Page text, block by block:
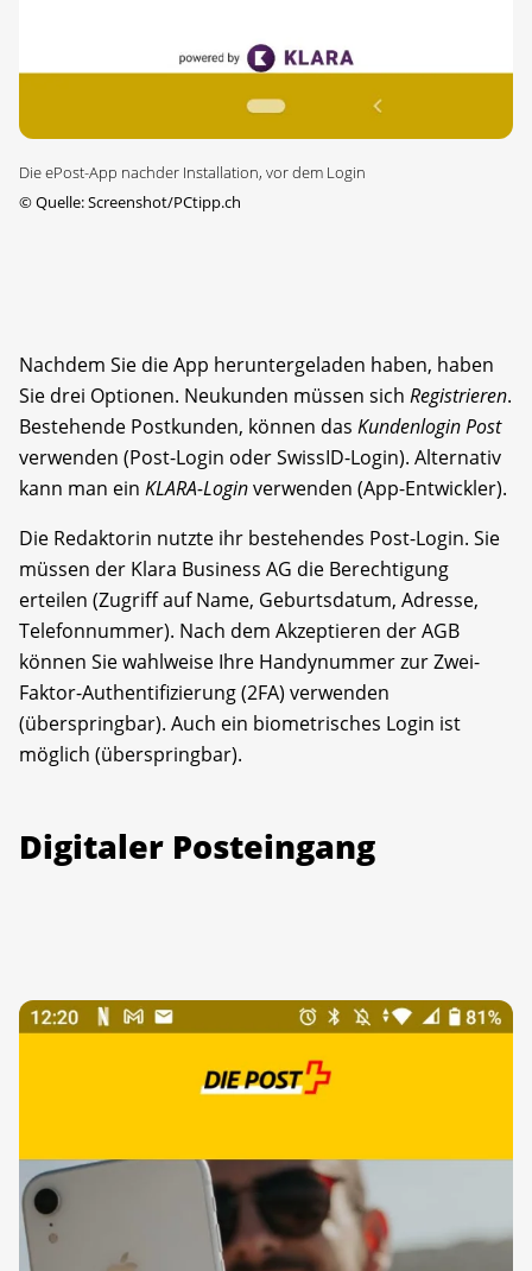
Die ePost-App nachder Installation, vor dem Login
©Quelle: Screenshot/PCtipp.ch
Nachdem Sie die App heruntergeladen haben, haben
Sie drei Optionen. Neukunden müssen sich Registrieren.
Bestehende Postkunden, können das Kundenlogin Post
verwenden (Post-Login oder SwissID-Login). Alternativ
kann man ein KLARA-Loginverwenden (App-Entwickler).
Die Redaktorin nutzte ihr bestehendes Post-Login. Sie
müssen der Klara Business AG die Berechtigung
erteilen (Zugriff auf Name, Geburtsdatum, Adresse,
Telefonnummer). Nach dem Akzeptieren der AGB
können Sie wahlweise Ihre Handynummer zur Zwei-
Faktor-Authentifizierung (2FA) verwenden
(überspringbar). Auch ein biometrisches Login ist
möglich (überspringbar).
Digitaler Posteingang